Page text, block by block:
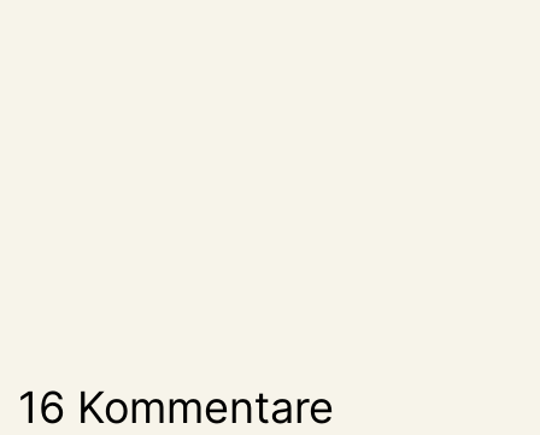
16 Kommentare